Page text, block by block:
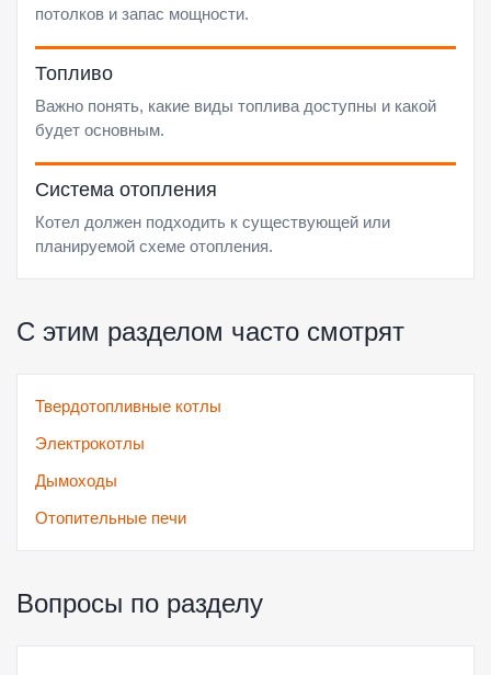
потолков и запас мощности.
Топливо
Важно понять, какие виды топлива доступны и какой
будет основным.
Система отопления
Котел должен подходить к существующей или
планируемой схеме отопления.
С этим разделом часто смотрят
Твердотопливные котлы
Электрокотлы
Дымоходы
Отопительные печи
Вопросы по разделу